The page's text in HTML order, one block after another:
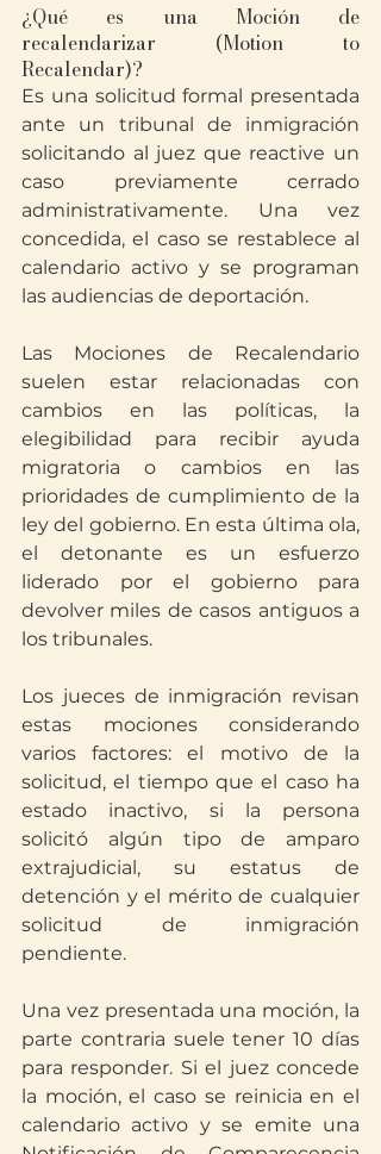
¿Qué es una Moción de
recalendarizar (Motion to
Recalendar)?
Es una solicitud formal presentada
ante un tribunal de inmigración
solicitando al juez que reactive un
caso previamente cerrado
administrativamente. Una vez
concedida, el caso se restablece al
calendario activo y se programan
las audiencias de deportación.
Las Mociones de Recalendario
suelen estar relacionadas con
cambios en las políticas, la
elegibilidad para recibir ayuda
migratoria o cambios en las
prioridades de cumplimiento de la
ley del gobierno. En esta última ola,
el detonante es un esfuerzo
liderado por el gobierno para
devolver miles de casos antiguos a
los tribunales.
Los jueces de inmigración revisan
estas mociones considerando
varios factores: el motivo de la
solicitud, el tiempo que el caso ha
estado inactivo, si la persona
solicitó algún tipo de amparo
extrajudicial, su estatus de
detención y el mérito de cualquier
solicitud de inmigración
pendiente.
Una vez presentada una moción, la
parte contraria suele tener 10 días
para responder. Si el juez concede
la moción, el caso se reinicia en el
calendario activo y se emite una